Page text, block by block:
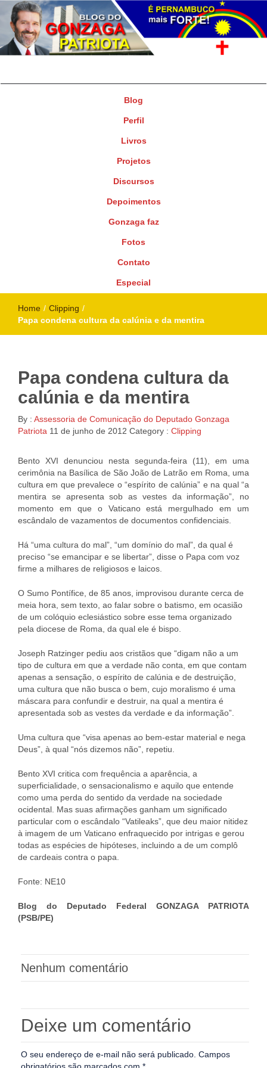
Blog
Perfil
Livros
Projetos
Discursos
Depoimentos
Gonzaga faz
Fotos
Contato
Especial
Home / Clipping /
Papa condena cultura da calúnia e da mentira
Papa condena cultura da
calúnia e da mentira
By : Assessoria de Comunicação do Deputado Gonzaga
Patriota 11 de junho de 2012 Category : Clipping
Bento XVI denunciou nesta segunda-feira (11), em uma
cerimônia na Basílica de São João de Latrão em Roma, uma
cultura em que prevalece o “espírito de calúnia” e na qual “a
mentira se apresenta sob as vestes da informação”, no
momento em que o Vaticano está mergulhado em um
escândalo de vazamentos de documentos confidenciais.
Há “uma cultura do mal”, “um domínio do mal”, da qual é
preciso “se emancipar e se libertar”, disse o Papa com voz
firme a milhares de religiosos e laicos.
O Sumo Pontífice, de 85 anos, improvisou durante cerca de
meia hora, sem texto, ao falar sobre o batismo, em ocasião
de um colóquio eclesiástico sobre esse tema organizado
pela diocese de Roma, da qual ele é bispo.
Joseph Ratzinger pediu aos cristãos que “digam não a um
tipo de cultura em que a verdade não conta, em que contam
apenas a sensação, o espírito de calúnia e de destruição,
uma cultura que não busca o bem, cujo moralismo é uma
máscara para confundir e destruir, na qual a mentira é
apresentada sob as vestes da verdade e da informação”.
Uma cultura que “visa apenas ao bem-estar material e nega
Deus”, à qual “nós dizemos não”, repetiu.
Bento XVI critica com frequência a aparência, a
superficialidade, o sensacionalismo e aquilo que entende
como uma perda do sentido da verdade na sociedade
ocidental. Mas suas afirmações ganham um significado
particular com o escândalo “Vatileaks”, que deu maior nitidez
à imagem de um Vaticano enfraquecido por intrigas e gerou
todas as espécies de hipóteses, incluindo a de um complô
de cardeais contra o papa.
Fonte: NE10
Blog do Deputado Federal GONZAGA PATRIOTA
(PSB/PE)
Nenhum comentário
Deixe um comentário
O seu endereço de e-mail não será publicado. Campos